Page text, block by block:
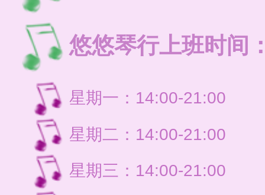
悠悠琴行上班时间
星期一：14:00-
星期二：14:00-
星期三：14:00-